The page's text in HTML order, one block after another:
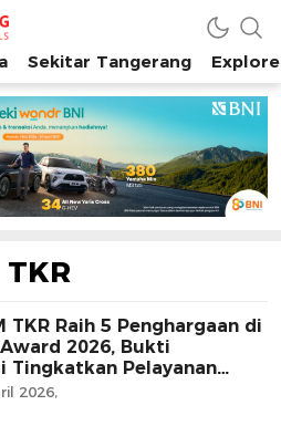
Tangerang Raya
Sekitar Tangerang
TKR
TKR Raih 5 Penghargaan di
2026, Bukti
Tingkatkan Pelayanan
Berdiri
2026,